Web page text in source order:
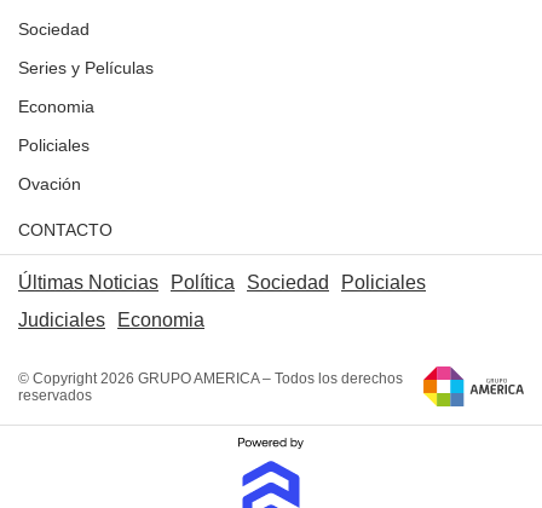
Sociedad
Series y Películas
Economia
Policiales
Ovación
CONTACTO
Últimas Noticias Política Sociedad
Policiales
Judiciales
Economia
© Copyright 2026 GRUPO AMERICA – Todos los derechos
reservados